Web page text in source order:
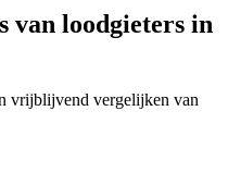
van loodgieters in
vrijblijvend vergelijken van